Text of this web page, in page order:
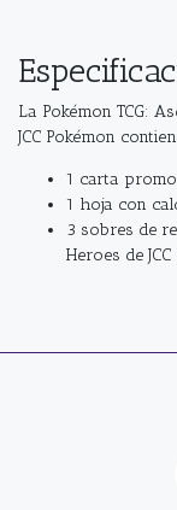
La Pokémon TCG:
JCC Pokémon
1 carta
1 hoja con
3 sobres de
Heroes de